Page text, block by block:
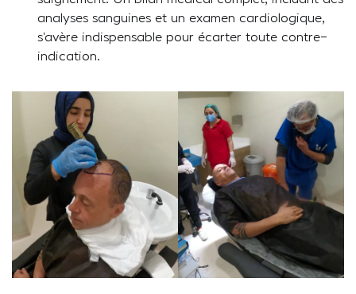
analyses sanguines et un examen cardiologique,
s’avère indispensable pour écarter toute contre-
indication.